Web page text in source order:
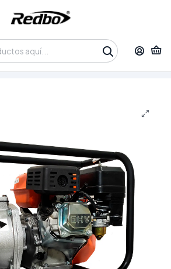
con despacho a domicilio o retiro en
14:00 / 15:00-17:30 • 📞 +56 9 3730 2311
Equipos de Potencia
y Motobombas
Agua Bencinera Redbo WP-20 (2"